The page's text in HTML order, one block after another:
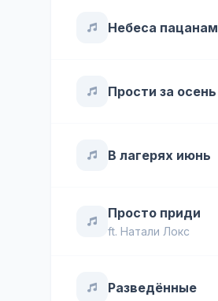
Небеса пацанам
Прости за осень
В лагерях июнь
Просто приди
ft. Натали Локс
Разведённые